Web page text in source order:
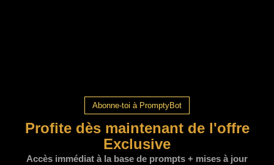
Abonne-toi à PromptyBot
Profite dès maintenant de l'offre
Exclusive
Accès immédiat à la base de prompts + mises à jour